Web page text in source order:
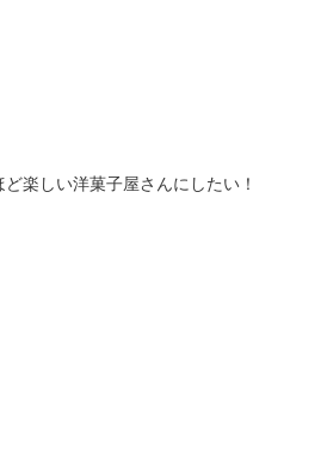
楽しい洋菓子屋さんにしたい！